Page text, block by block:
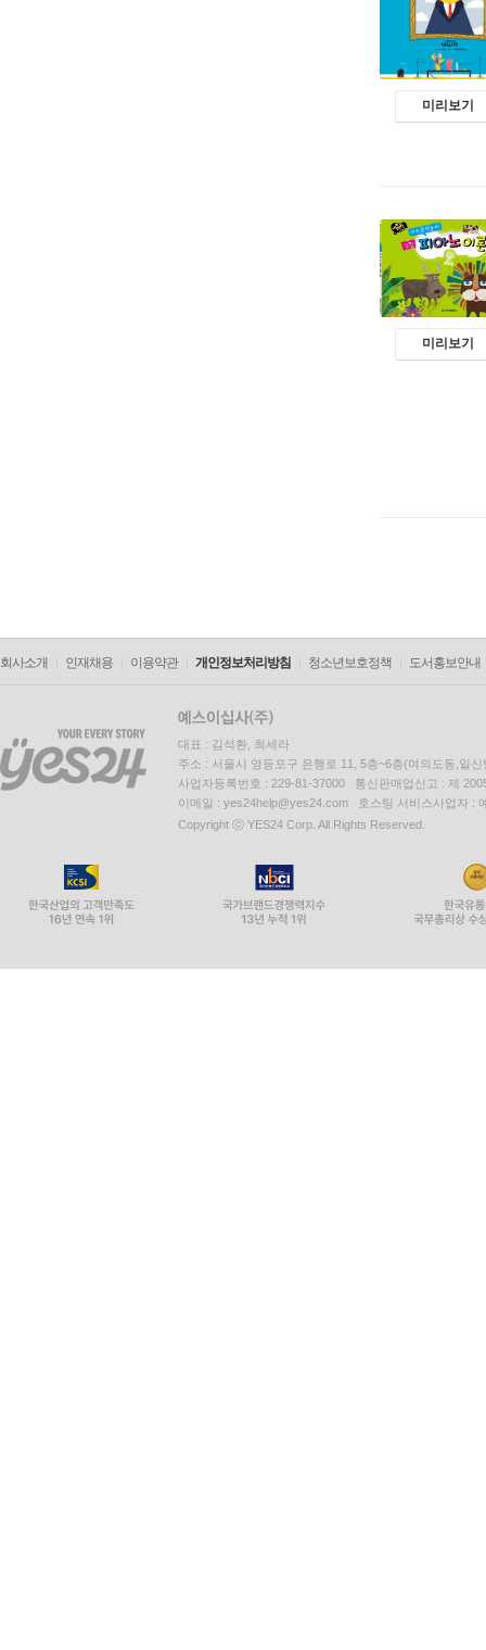
미리보기
미리보기
회사소개 인재채용 이용약관 개인정보처리방침 청소년보호정책 도서홍보안내
대표 : 김석환, 최세라
주소 : 서울시 영등포구 은행로 11, 5층~6층(여의도동,일신
사업자등록번호 : 229-81-37000 통신판매업신고 : 제
이메일 : yes24help@yes24.com 호스팅 서비스사업자 :
Copyright ⓒ YES24 Corp. All Rights Reserved.